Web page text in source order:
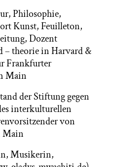
Philosophie,
Kunst, Feuilleton,
Dozent
– theorie in Harvard &
Frankfurter
Main
der Stiftung gegen
interkulturellen
von
Main
Musikerin,